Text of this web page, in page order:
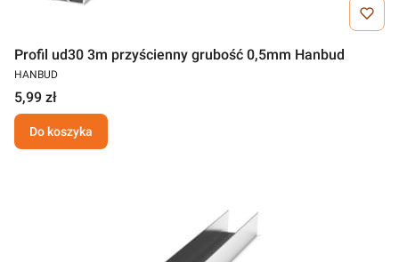
Profil ud30 3m przyścienny grubość 0,5mm Hanbud
HANBUD
5,99 zł
Do koszyka